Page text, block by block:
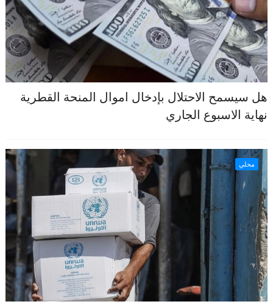
هل سيسمح الاحتلال بإدخال اموال المنحة القطرية
نهاية الاسبوع الجاري
محلي